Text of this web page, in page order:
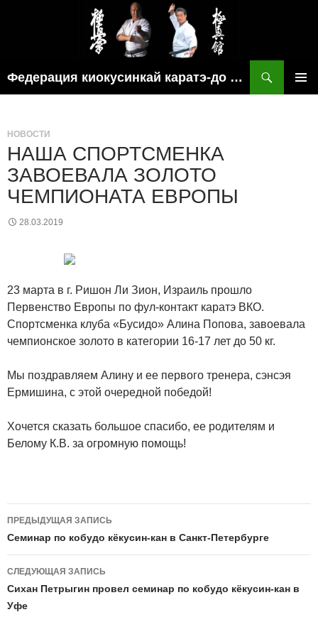
Федерация киокусинкай каратэ-до рязанской области
НОВОСТИ
НАША СПОРТСМЕНКА
ЗАВОЕВАЛА ЗОЛОТО
ЧЕМПИОНАТА ЕВРОПЫ
28.03.2019
23 марта в г. Ришон Ли Зион, Израиль прошло
Первенство Европы по фул-контакт каратэ ВКО.
Спортсменка клуба «Бусидо» Алина Попова, завоевала
чемпионское золото в категории 16-17 лет до 50 кг.
Мы поздравляем Алину и ее первого тренера, сэнсэя
Ермишина, с этой очередной победой!
Хочется сказать большое спасибо, ее родителям и
Белому К.В. за огромную помощь!
Навигация
по
записям
ПРЕДЫДУЩАЯ ЗАПИСЬ
Семинар по кобудо кёкусин-кан в Санкт-Петербурге
СЛЕДУЮЩАЯ ЗАПИСЬ
Сихан Петрыгин провел семинар по кобудо кёкусин-кан в
Уфе